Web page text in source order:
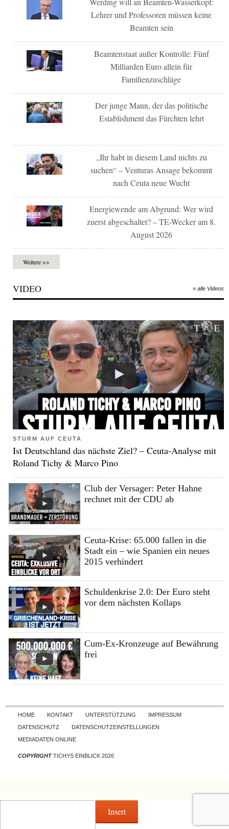
Lehrer und Professoren müssen keine
Beamten sein
Beamtenstaat außer Kontrolle: Fünf
Milliarden Euro allein für
Familienzuschläge
Der junge Mann, der das politische
Establishment das Fürchten lehrt
„Ihr habt in diesem Land nichts zu
suchen“ – Venturas Ansage bekommt
nach Ceuta neue Wucht
Energiewende am Abgrund: Wer wird
zuerst abgeschaltet? – TE-Wecker am 8.
August 2026
Weitere >>
VIDEO » alle Videos
STURM AUF CEUTA
Ist Deutschland das nächste Ziel? – Ceuta-Analyse mit
Roland Tichy & Marco Pino
Club der Versager: Peter Hahne
rechnet mit der CDU ab
Ceuta-Krise: 65.000 fallen in die
Stadt ein – wie Spanien ein neues
2015 verhindert
Schuldenkrise 2.0: Der Euro steht
vor dem nächsten Kollaps
Cum-Ex-Kronzeuge auf Bewährung
frei
Skip to content
HOME KONTAKT UNTERSTÜTZUNG
IMPRESSUM
DATENSCHUTZ
DATENSCHUTZEINSTELLUNGEN
MEDIADATEN ONLINE
COPYRIGHTTICHYS EINBLICK 2026
Insert